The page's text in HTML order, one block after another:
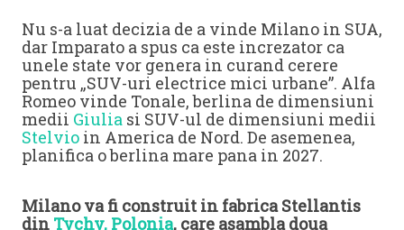
Nu s-a luat decizia de a vinde Milano in SUA,
dar Imparato a spus ca este increzator ca
unele state vor genera in curand cerere
pentru „SUV-uri electrice mici urbane”. Alfa
Romeo vinde Tonale, berlina de dimensiuni
medii Giulia si SUV-ul de dimensiuni medii
Stelvio in America de Nord. De asemenea,
planifica o berlina mare pana in 2027.
Milano va fi construit in fabrica Stellantis
din Tychy, Polonia, care asambla doua